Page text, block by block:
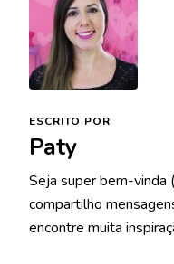
ESCRITO POR
Paty
Seja super bem-vinda
compartilho
encontre muita